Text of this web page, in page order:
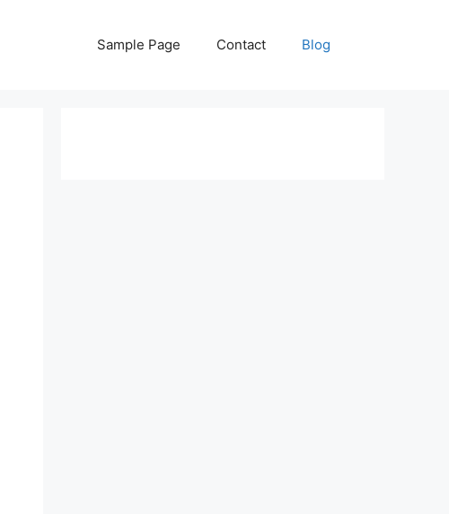
Sample Page Contact Blog